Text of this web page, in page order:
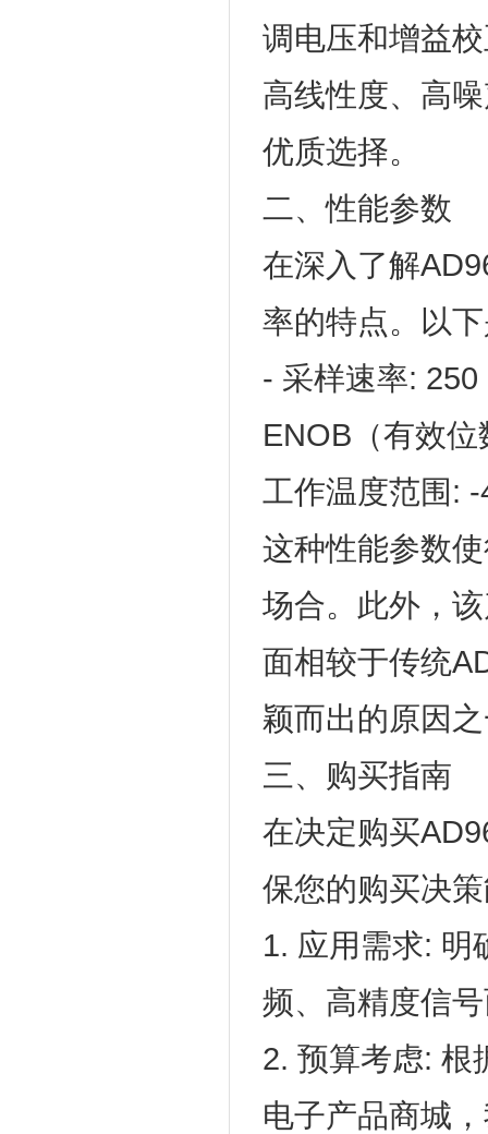
调电压和增益
高线性度、高
优质选择。
二、性能参数
在深入了解
率的特点。以
- 采样速率:
ENOB（有效
工作温度范围: -
这种性能参数
场合。此外，
面相较于传统
颖而出的原因
三、购买指南
在决定购买
保您的购买决
1. 应用需求: 明
频、高精度信
2. 预算考虑: 根
电子产品商城